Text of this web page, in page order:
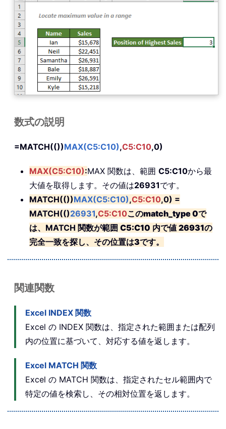
数式の説明
=MATCH(())MAX(C5:C10),C5:C10,0)
MAX(C5:C10):MAX 関数は、範囲 C5:C10から最
大値を取得します。その値は26931です。
MATCH(())MAX(C5:C10),C5:C10,0) =
MATCH(()26931,C5:C10このmatch_type 0で
は、MATCH 関数が範囲 C5:C10 内で値 26931の
完全一致を探し、その位置は3です。
関連関数
Excel INDEX 関数
Excel の INDEX 関数は、指定された範囲または配列
内の位置に基づいて、対応する値を返します。
Excel MATCH 関数
Excel の MATCH 関数は、指定されたセル範囲内で
特定の値を検索し、その相対位置を返します。